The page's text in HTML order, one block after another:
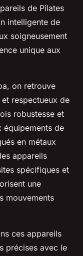
de Pilates
intelligente de
soigneusement
unique aux
on retrouve
respectueux de
robustesse et
de
en métaux
appareils
spécifiques et
une
mouvements
ces appareils
précises avec le